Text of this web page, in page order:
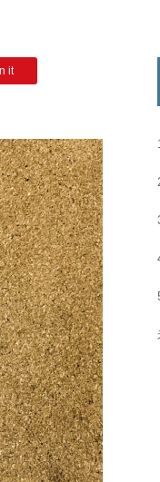
it